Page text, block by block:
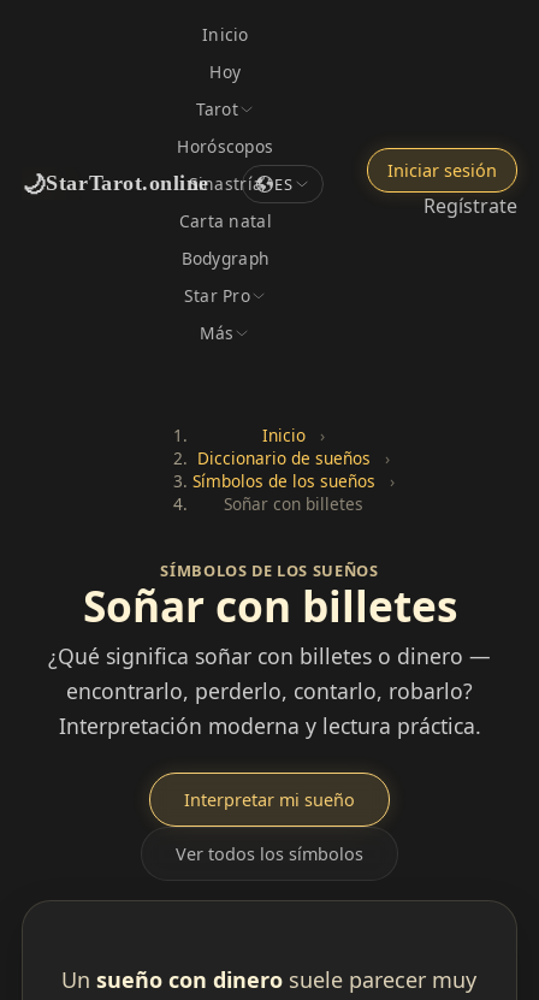
🌙StarTarot.online
Inicio
Hoy
Tarot
Horóscopos
Sinastría
Carta natal
Bodygraph
Star Pro
Más
ES
Iniciar sesión
Regístrate
Inicio
›
Diccionario de sueños
›
Símbolos de los sueños
›
Soñar con billetes
SÍMBOLOS DE LOS SUEÑOS
Soñar con billetes
¿Qué significa soñar con billetes o dinero —
encontrarlo, perderlo, contarlo, robarlo?
Interpretación moderna y lectura práctica.
Interpretar mi sueño
Ver todos los símbolos
Un sueño con dinerosuele parecer muy